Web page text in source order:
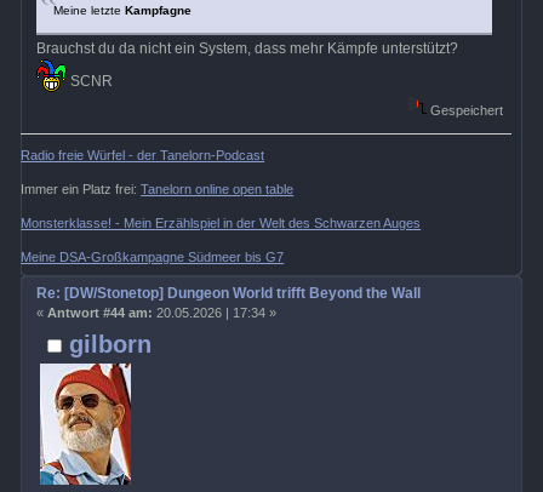
Meine letzte Kampfagne
Brauchst du da nicht ein System, dass mehr Kämpfe unterstützt?
SCNR
Gespeichert
Radio freie Würfel - der Tanelorn-Podcast
Immer ein Platz frei:Tanelorn online open table
Monsterklasse! - Mein Erzählspiel in der Welt des Schwarzen Auges
Meine DSA-Großkampagne Südmeer bis G7
gilborn
Re: [DW/Stonetop] Dungeon World trifft Beyond the Wall
« Antwort #44 am: 20.05.2026 | 17:34 »